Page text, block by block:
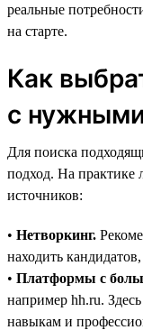
реальные
на старте.
Как
с
Для поиска
подход. На практике
источников:
• Нетворкинг.
находить
• Платформы с
например hh.ru.
навыкам и